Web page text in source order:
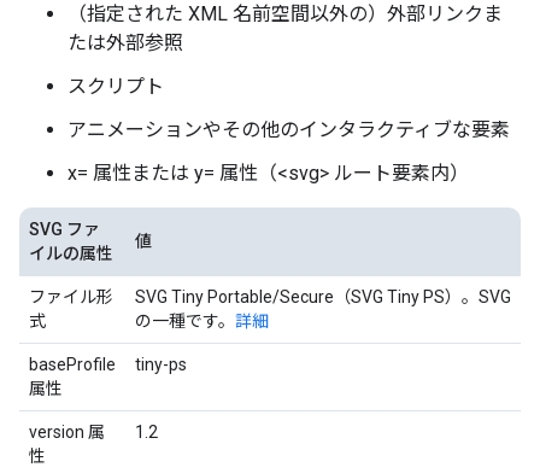
（指定された XML 名前空間以外の）外部リンクま
たは外部参照
スクリプト
アニメーションやその他のインタラクティブな要素
x= 属性または y= 属性（<svg> ルート要素内）
SVG ファ
イルの属性
値
ファイル形
式
SVG Tiny Portable/Secure（SVG Tiny PS）。SVG
の一種です。 詳細
baseProfile
属性
tiny-ps
version 属
性
1.2